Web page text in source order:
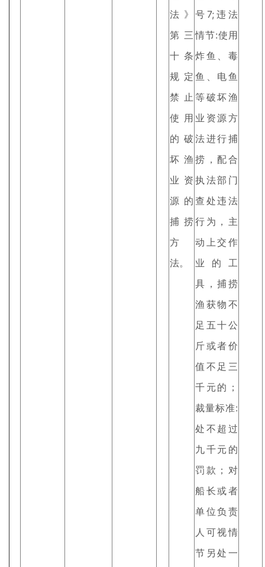
法》
第三
十条
规定
禁止
使用
的破
坏渔
业资
源的
捕捞
方
法。
号7;违法
情节:使用
炸鱼、毒
鱼、电鱼
等破坏渔
业资源方
法进行捕
捞，配合
执法部门
查处违法
行为，主
动上交作
业的工
具，捕捞
渔获物不
足五十公
斤或者价
值不足三
千元的；
裁量标准:
处不超过
九千元的
罚款；对
船长或者
单位负责
人可视情
节另处一